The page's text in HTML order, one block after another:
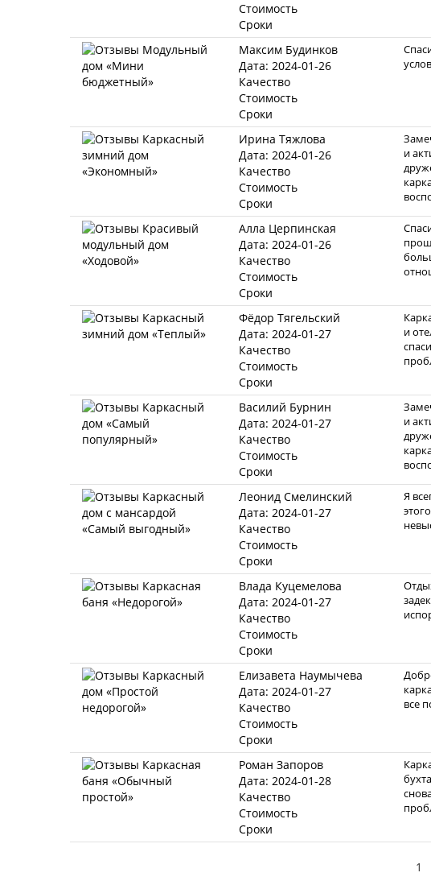
Стоимость
Сроки
Максим Будинков
Дата: 2024-01-26
Качество
Стоимость
Сроки
Ирина Тяжлова
Дата: 2024-01-26
Качество
Стоимость
Сроки
и
Алла Церпинская
Дата: 2024-01-26
Качество
Стоимость
Сроки
Фёдор Тягельский
Дата: 2024-01-27
Качество
Стоимость
Сроки
и
Василий Бурнин
Дата: 2024-01-27
Качество
Стоимость
Сроки
и
Леонид Смелинский
Дата: 2024-01-27
Качество
Стоимость
Сроки
Я
Влада Куцемелова
Дата: 2024-01-27
Качество
Стоимость
Сроки
Елизавета Наумычева
Дата: 2024-01-27
Качество
Стоимость
Сроки
все
Роман Запоров
Дата: 2024-01-28
Качество
Стоимость
Сроки
1